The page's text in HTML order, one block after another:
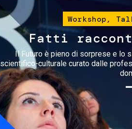
Workshop,
Fatti
Il Futuro è pieno di sorprese e lo
scientifico-culturale curato dalle